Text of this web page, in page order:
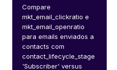
Compare
mkt_email_clickratio e
mkt_email_openratio
para emails enviados a
contacts com
contact_lifecycle_stage
'Subscriber' versus